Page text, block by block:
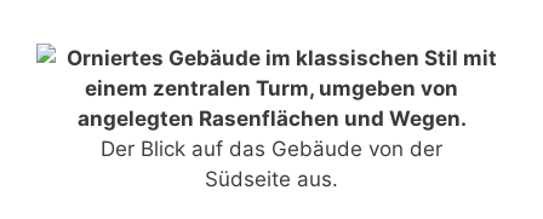
Der Blick auf das Gebäude von der
Südseite aus.